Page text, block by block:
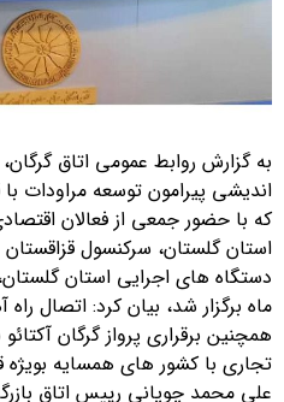
به گزارش روابط عمومی اتاق
اندیشی پیرامون توسعه مراودات با
که با حضور جمعی از فعالان
استان گلستان، سرکنسول
ماه برگزار شد، بیان کرد: اتصال
همچنین برقراری پرواز گرگان
تجاری با کشور های همسایه
علی محمد چوپانی رییس اتاق